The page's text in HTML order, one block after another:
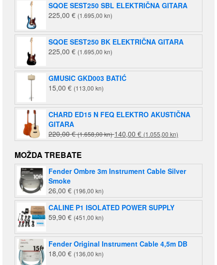
SQOE SEST250 SBL ELEKTRIČNA GITARA
225,00 € (1.695,00 kn)
SQOE SEST250 BK ELEKTRIČNA GITARA
225,00 € (1.695,00 kn)
GMUSIC GKD003 BATIĆ
15,00 € (113,00 kn)
CHARD ED15 N FEQ ELEKTRO AKUSTIČNA
GITARA
220,00€ (1.658,00 kn)Izvorna
cijena
je:
220,00 €
140,00 € (1.055,00 kn)
cijena
140,00 €
(1.055,00
MOŽDA TREBATE
Fender Ombre 3m Instrument Cable Silver
Smoke
26,00 € (196,00 kn)
CALINE P1 ISOLATED POWER SUPPLY
59,90 € (451,00 kn)
Fender Original Instrument Cable 4,5m DB
18,00 € (136,00 kn)